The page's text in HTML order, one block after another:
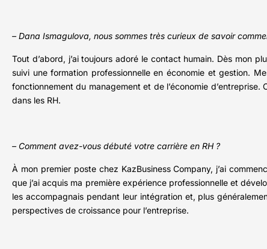
– Dana Ismagulova, nous sommes très curieux de savoir
Tout d’abord, j’ai toujours adoré le contact humain. Dès mon
suivi une formation professionnelle en économie et gestion.
fonctionnement du management et de l’économie
dans les RH.
– Comment avez-vous débuté votre carrière en RH ?
À mon premier poste chez KazBusiness Company, j’ai
que j’ai acquis ma première expérience professionnelle et
les accompagnais pendant leur intégration et, plus
perspectives de croissance pour l’entreprise.